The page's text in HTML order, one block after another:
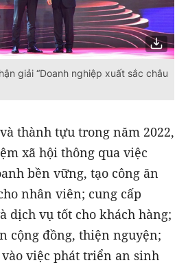
giải “Doanh nghiệp xuất sắc châu
thành tựu trong năm 2022,
xã hội thông qua việc
bền vững, tạo công ăn
nhân viên; cung cấp
dịch vụ tốt cho khách hàng;
cộng đồng, thiện nguyện;
việc phát triển an sinh